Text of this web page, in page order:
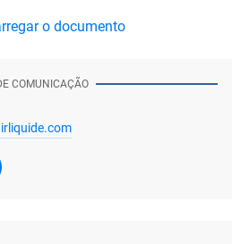
o documento
COMUNICAÇÃO